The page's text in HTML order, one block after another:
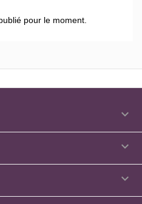
pour le moment.


